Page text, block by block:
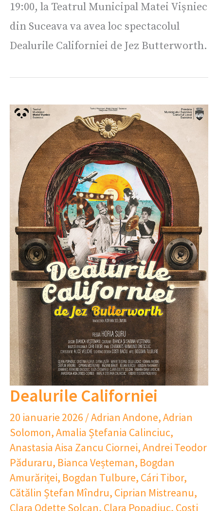
19:00, la Teatrul Municipal Matei Vișniec
din Suceava va avea loc spectacolul
Dealurile Californiei de Jez Butterworth.
Dealurile Californiei
20 ianuarie 2026 /Adrian Andone,Adrian
Solomon,Amalia Ștefania Calinciuc,
Anastasia Aisa Zancu Ciornei,Andrei Teodor
Păduraru, Bianca Veșteman, Bogdan
Amurăriței, Bogdan Tulbure, Cári Tibor,
Cătălin Ștefan Mîndru, Ciprian Mistreanu,
Clara Odette Solcan, Clara Popadiuc, Costi